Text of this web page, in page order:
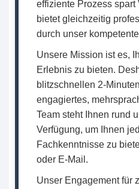
effiziente Prozess spart
bietet gleichzeitig
durch unser
Unsere Mission ist es,
Erlebnis zu bieten.
blitzschnellen 2-
engagiertes,
Team steht Ihnen rund
Verfügung, um Ihnen
Fachkenntnisse zu
oder E-Mail.
Unser Engagement für